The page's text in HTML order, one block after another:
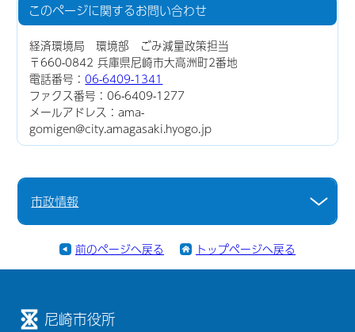
このページに関するお問い合わせ
経済環境局 環境部 ごみ減量政策担当
〒660-0842 兵庫県尼崎市大高洲町2番地
電話番号：06-6409-1341
ファクス番号：06-6409-1277
メールアドレス：ama-
gomigen@city.amagasaki.hyogo.jp
市政情報
前のページへ戻る トップページへ戻る
尼崎市役所